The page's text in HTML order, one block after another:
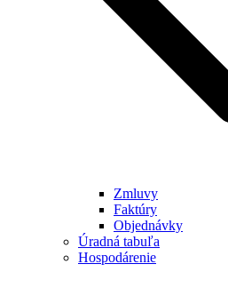
Zmluvy
Faktúry
Objednávky
Úradná tabuľa
Hospodárenie